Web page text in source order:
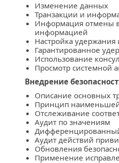
Изменение данных
Транзакции и
Информация отмены
информацией
Настройка
Гарантированное
Использование
Просмотр системной
Внедрение
Описание основных
Принцип
Отслеживание
Аудит по значениям
Аудит действий
Обновления
Применение